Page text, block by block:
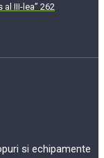
al III-lea” 262
si echipamente